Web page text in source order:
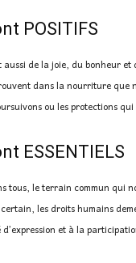
POSITIFS
de la joie, du bonheur
dans la nourriture que
ou les protections
ESSENTIELS
tous, le terrain commun
les droits humains
et à la